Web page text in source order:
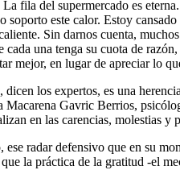
La fila del supermercado es
soporto este calor. Estoy
Sin darnos cuenta,
cada una tenga su cuota de
mejor, en lugar de apreciar lo
dicen los expertos, es una
Macarena Gavric Berrios,
en las carencias, molestias y
ese radar defensivo que en su
que la práctica de la gratitud -el